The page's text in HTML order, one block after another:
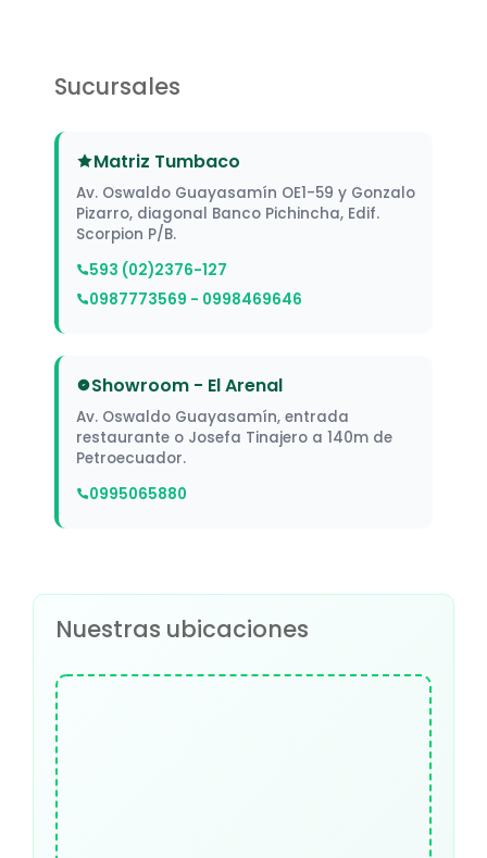
Sucursales
Matriz Tumbaco
Av. Oswaldo Guayasamín OE1-59 y Gonzalo
Pizarro, diagonal Banco Pichincha, Edif.
Scorpion P/B.
593 (02)2376-127
0987773569 - 0998469646
Showroom - El Arenal
Av. Oswaldo Guayasamín, entrada
restaurante o Josefa Tinajero a 140m de
Petroecuador.
0995065880
Nuestras ubicaciones